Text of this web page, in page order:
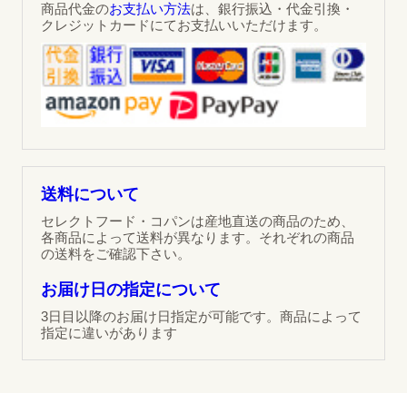
商品代金のお支払い方法は、銀行振込・代金引換・
クレジットカードにてお支払いいただけます。
送料について
セレクトフード・コパンは産地直送の商品のため、
各商品によって送料が異なります。それぞれの商品
の送料をご確認下さい。
お届け日の指定について
3日目以降のお届け日指定が可能です。商品によって
指定に違いがあります